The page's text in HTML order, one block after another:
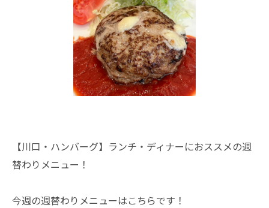
【川口・ハンバーグ】ランチ・ディナーにおススメの週
替わりメニュー！
今週の週替わりメニューはこちらです！